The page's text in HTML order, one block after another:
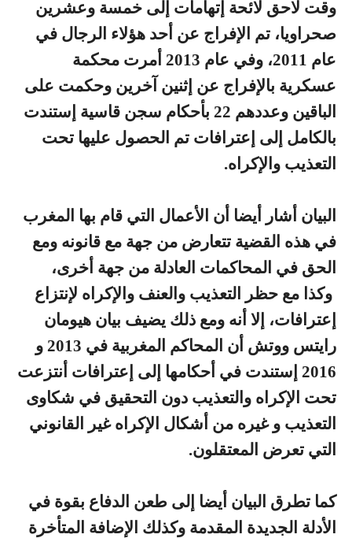
وقت لاحق لائحة إتهامات إلى خمسة وعشرين
صحراويا، تم الإفراج عن أحد هؤلاء الرجال في
عام 2011، وفي عام 2013 أمرت محكمة
عسكرية بالإفراج عن إثنين آخرين وحكمت على
الباقين وعددهم 22 بأحكام سجن قاسية إستندت
بالكامل إلى إعترافات تم الحصول عليها تحت
التعذيب والإكراه.
البيان أشار أيضا أن الأعمال التي قام بها المغرب
في هذه القضية تتعارض من جهة مع قانونه ومع
الحق في المحاكمات العادلة من جهة أخرى،
وكذا مع حظر التعذيب والعنف والإكراه لإنتزاع
إعترافات، إلا أنه ومع ذلك يضيف بيان هيومان
رايتس ووتش أن المحاكم المغربية في 2013 و
2016 إستندت في أحكامها إلى إعترافات أنتزعت
تحت الإكراه والتعذيب دون التحقيق في شكاوى
التعذيب و غيره من أشكال الإكراه غير القانوني
التي تعرض المعتقلون.
كما تطرق البيان أيضا إلى طعن الدفاع بقوة في
الأدلة الجديدة المقدمة وكذلك الإضافة المتأخرة